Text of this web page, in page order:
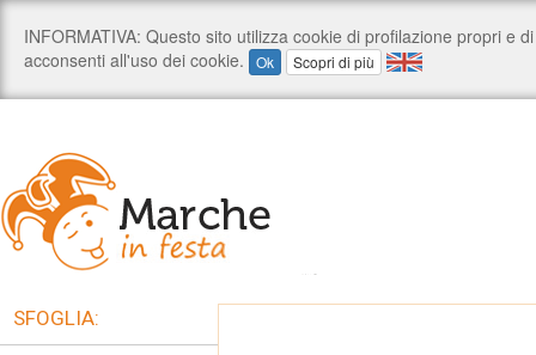
SFOGLIA: